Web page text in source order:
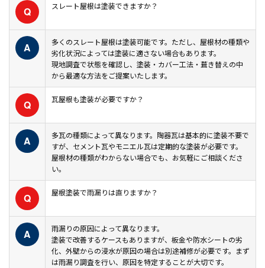
Q スレート屋根は塗装できますか？
A
多くのスレート屋根は塗装可能です。ただし、屋根材の種類や
劣化状況によっては塗装に適さない場合もあります。
現地調査で状態を確認し、塗装・カバー工法・葺き替えの中
から最適な方法をご提案いたします。
Q 瓦屋根も塗装が必要ですか？
A
多瓦の種類によって異なります。陶器瓦は基本的に塗装不要で
すが、セメント瓦やモニエル瓦は定期的な塗装が必要です。
屋根材の種類がわからない場合でも、お気軽にご相談くださ
い。
Q 屋根塗装で雨漏りは直りますか？
A
雨漏りの原因によって異なります。
塗装で改善するケースもありますが、板金や防水シートの劣
化、外壁からの浸水が原因の場合は別途補修が必要です。まず
は雨漏り調査を行い、原因を特定することが大切です。